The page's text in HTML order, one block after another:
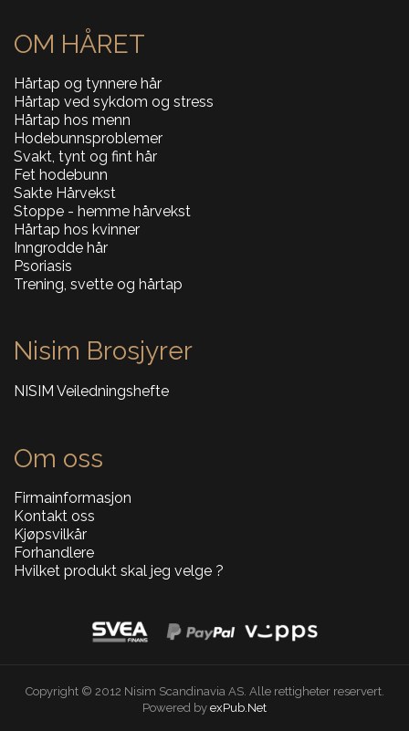
OM HÅRET
Hårtap og tynnere hår
Hårtap ved sykdom og stress
Hårtap hos menn
Hodebunnsproblemer
Svakt, tynt og fint hår
Fet hodebunn
Sakte Hårvekst
Stoppe - hemme hårvekst
Hårtap hos kvinner
Inngrodde hår
Psoriasis
Trening, svette og hårtap
Nisim Brosjyrer
NISIM Veiledningshefte
Om oss
Firmainformasjon
Kontakt oss
Kjøpsvilkår
Forhandlere
Hvilket produkt skal jeg velge ?
Copyright © 2012 Nisim Scandinavia AS. Alle rettigheter reservert.
Powered by exPub.Net